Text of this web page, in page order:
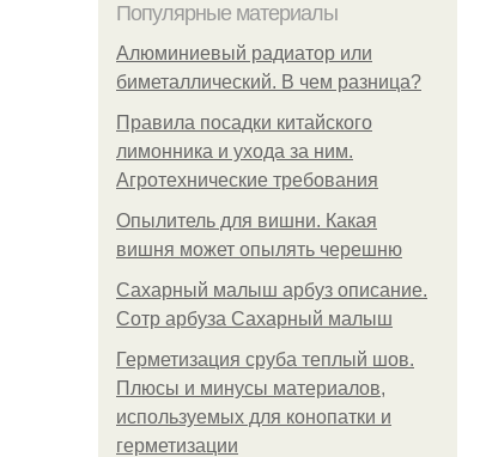
Популярные материалы
Алюминиевый радиатор или
биметаллический. В чем разница?
Правила посадки китайского
лимонника и ухода за ним.
Агротехнические требования
Опылитель для вишни. Какая
вишня может опылять черешню
Сахарный малыш арбуз описание.
Сотр арбуза Сахарный малыш
Герметизация сруба теплый шов.
Плюсы и минусы материалов,
используемых для конопатки и
герметизации